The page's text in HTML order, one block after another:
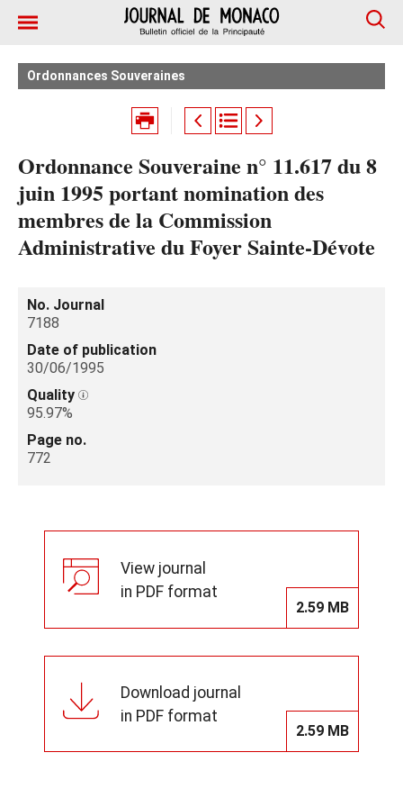
Ordonnances Souveraines
Ordonnance Souveraine n° 11.617 du 8
juin 1995 portant nomination des
membres de la Commission
Administrative du Foyer Sainte-Dévote
No. Journal
7188
Date of publication
30/06/1995
Quality
95.97%
Page no.
772
View journal
in PDF format
2.59 MB
Download journal
in PDF format
2.59 MB